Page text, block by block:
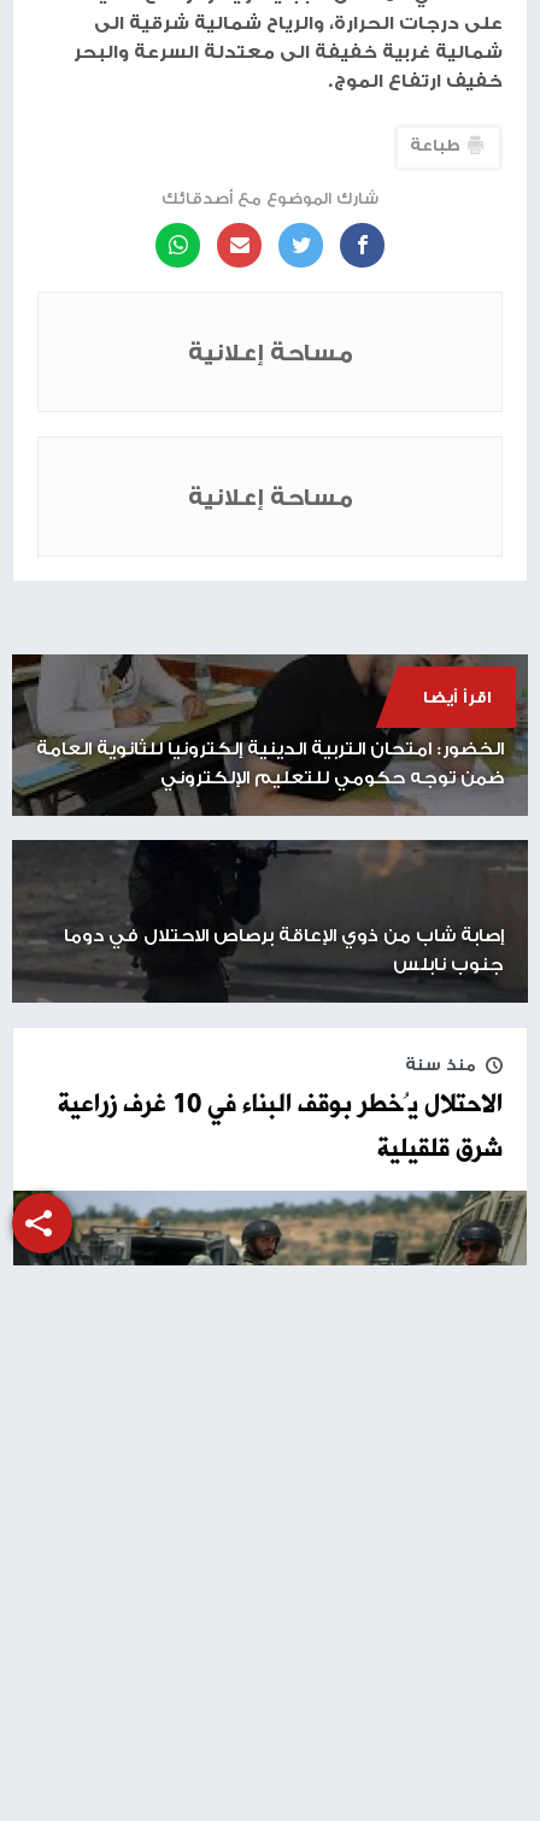
على درجات الحرارة، والرياح شمالية شرقية الى
شمالية غربية خفيفة الى معتدلة السرعة والبحر
خفيف ارتفاع الموج.
طباعة
شارك الموضوع مع أصدقائك
مساحة إعلانية
مساحة إعلانية
اقرأ أيضا
الخضور: امتحان التربية الدينية إلكترونيا للثانوية العامة
ضمن توجه حكومي للتعليم الإلكتروني
إصابة شاب من ذوي الإعاقة برصاص الاحتلال في دوما
جنوب نابلس
منذ سنة
الاحتلال يُخطر بوقف البناء في 10 غرف زراعية
شرق قلقيلية